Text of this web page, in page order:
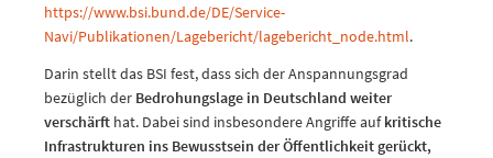
https://www.bsi.bund.de/DE/Service-
Navi/Publikationen/Lagebericht/lagebericht_node.html.
Darin stellt das BSI fest, dass sich der Anspannungsgrad
bezüglich der Bedrohungslage in Deutschland weiter
verschärft hat. Dabei sind insbesondere Angriffe aufkritische
Infrastrukturen ins Bewusstsein der Öffentlichkeit gerückt,